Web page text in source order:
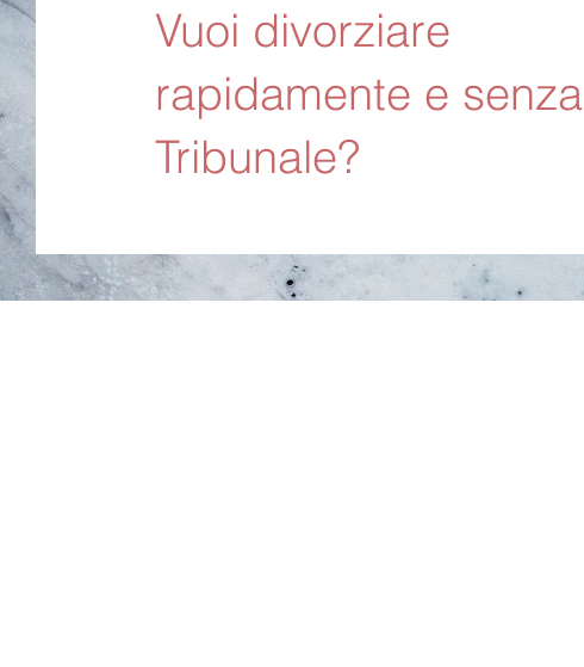
Vuoi divorziare
rapidamente e senza
Tribunale?